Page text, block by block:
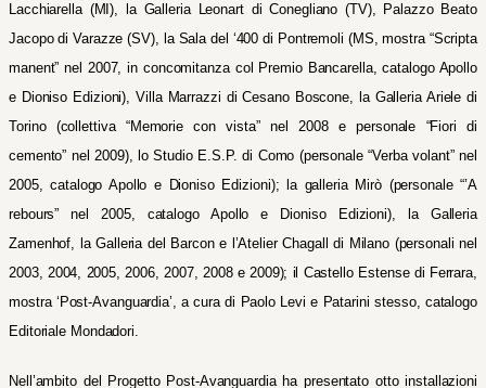
Lacchiarella (MI), la Galleria Leonart di Conegliano (TV), Palazzo Beato
Jacopo di Varazze (SV), la Sala del ‘400 di Pontremoli (MS, mostra “Scripta
manent” nel 2007, in concomitanza col Premio Bancarella, catalogo Apollo
e Dioniso Edizioni), Villa Marrazzi di Cesano Boscone, la Galleria Ariele di
Torino (collettiva “Memorie con vista” nel 2008 e personale “Fiori di
cemento” nel 2009), lo Studio E.S.P. di Como (personale “Verba volant” nel
2005, catalogo Apollo e Dioniso Edizioni); la galleria Mirò (personale “’A
rebours” nel 2005, catalogo Apollo e Dioniso Edizioni), la Galleria
Zamenhof, la Galleria del Barcon e l’Atelier Chagall di Milano (personali nel
2003, 2004, 2005, 2006, 2007, 2008 e 2009); il Castello Estense di Ferrara,
mostra ‘Post-Avanguardia’, a cura di Paolo Levi e Patarini stesso, catalogo
Editoriale Mondadori.
Nell’ambito del Progetto Post-Avanguardia ha presentato otto installazioni